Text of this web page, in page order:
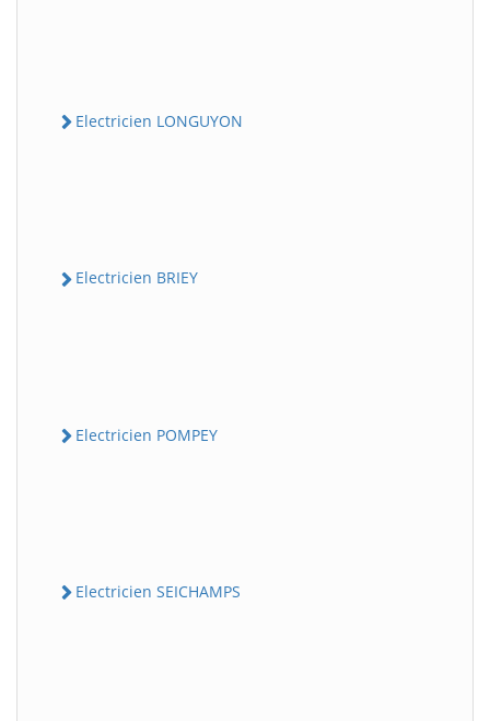
Electricien LONGUYON
Electricien BRIEY
Electricien POMPEY
Electricien SEICHAMPS